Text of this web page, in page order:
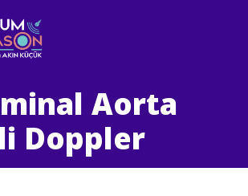
Aorta
Doppler